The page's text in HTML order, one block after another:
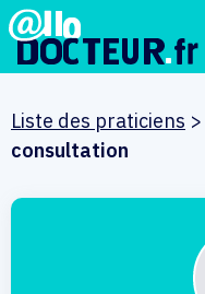
Liste des praticiens >
consultation